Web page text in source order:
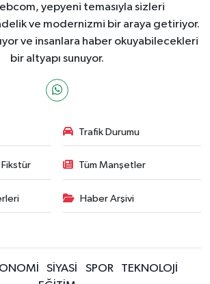
yepyeni temasıyla sizleri
ve modernizmi bir araya getiriyor.
ve insanlara haber okuyabilecekleri
bir altyapı sunuyor.
Trafik Durumu
Fikstür Tüm Manşetler
Haber Arşivi
SİYASİ SPOR
TEKNOLOJİ